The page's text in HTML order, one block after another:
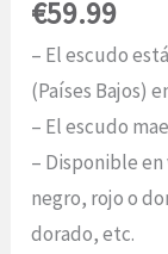
€59.99
– El escudo
(Países Bajos)
– El escudo
– Disponible
negro, rojo o
dorado, etc.